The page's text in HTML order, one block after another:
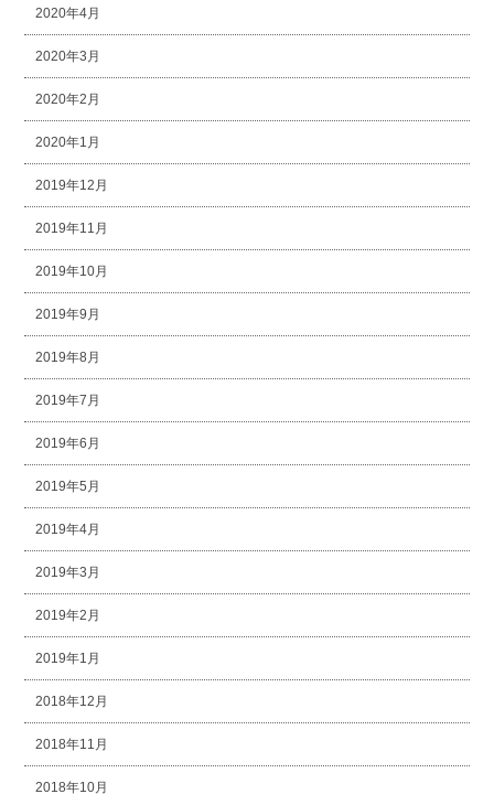
2020年4月
2020年3月
2020年2月
2020年1月
2019年12月
2019年11月
2019年10月
2019年9月
2019年8月
2019年7月
2019年6月
2019年5月
2019年4月
2019年3月
2019年2月
2019年1月
2018年12月
2018年11月
2018年10月